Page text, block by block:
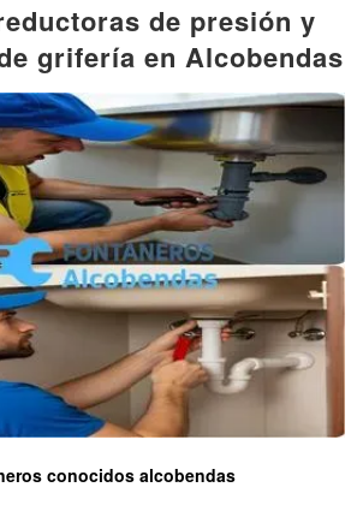
de presión y
grifería en Alcobendas
conocidos alcobendas